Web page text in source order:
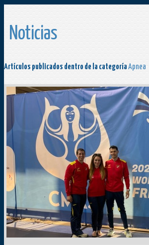
Noticias
Artículos publicados dentro de la categoría Apnea